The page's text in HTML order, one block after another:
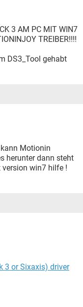
3 AM PC MIT WIN7
TREIBER!!!!
DS3_Tool gehabt
Motionin
herunter dann steht
win7 hilfe !
3 or Sixaxis) driver